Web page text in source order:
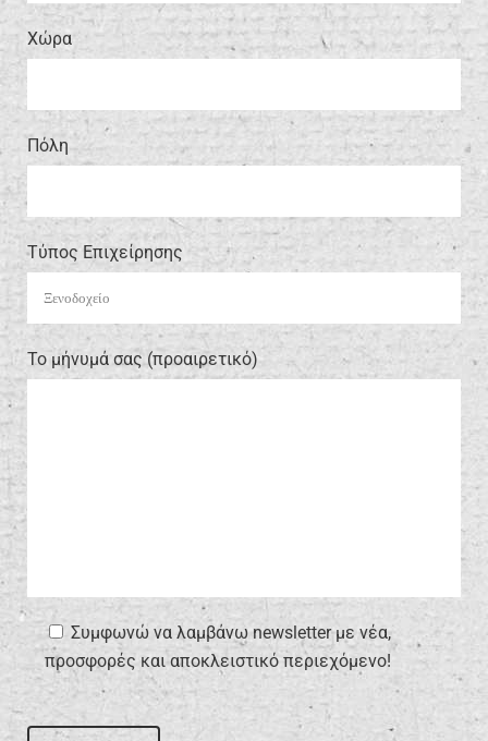
Xώρα
Πόλη
Τύπος Επιχείρησης
Το μήνυμά σας (προαιρετικό)
Συμφωνώ να λαμβάνω newsletter με νέα,
προσφορές και αποκλειστικό περιεχόμενο!